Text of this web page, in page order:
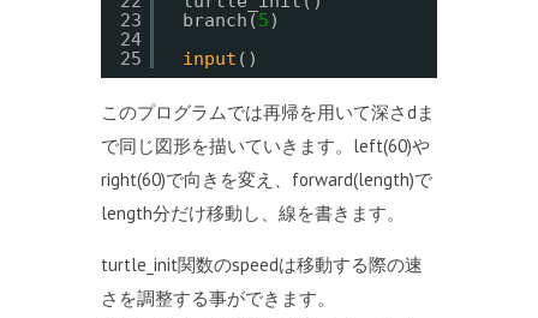
23
24
25
branch(5)
input ()
このプログラムでは再帰を用いて深さdま
で同じ図形を描いていきます。left(60)や
right(60)で向きを変え、forward(length)で
length分だけ移動し、線を書きます。
turtle_init関数のspeedは移動する際の速
さを調整する事ができます。